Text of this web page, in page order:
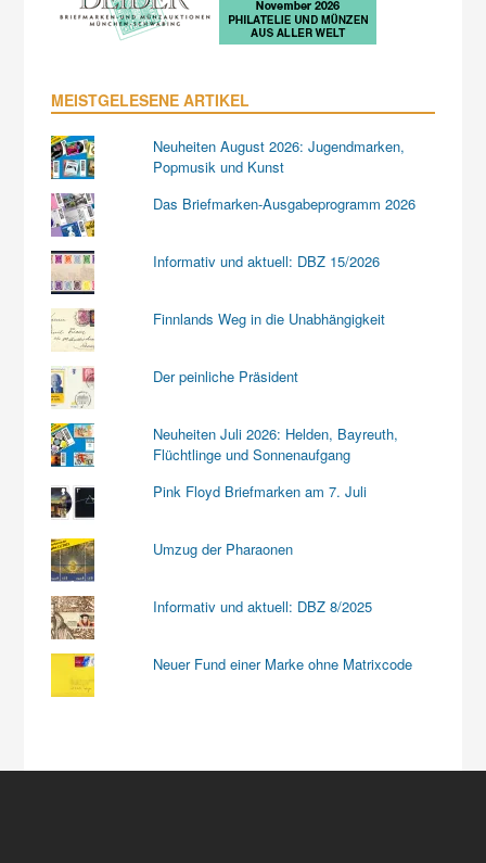
MEISTGELESENE ARTIKEL
Neuheiten August 2026: Jugendmarken,
Popmusik und Kunst
Das Briefmarken-Ausgabeprogramm 2026
Informativ und aktuell: DBZ 15/2026
Finnlands Weg in die Unabhängigkeit
Der peinliche Präsident
Neuheiten Juli 2026: Helden, Bayreuth,
Flüchtlinge und Sonnenaufgang
Pink Floyd Briefmarken am 7. Juli
Umzug der Pharaonen
Informativ und aktuell: DBZ 8/2025
Neuer Fund einer Marke ohne Matrixcode